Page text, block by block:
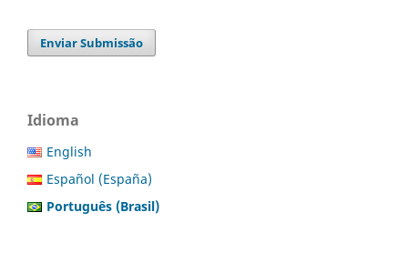
Enviar Submissão
Idioma
English
Español (España)
Português (Brasil)